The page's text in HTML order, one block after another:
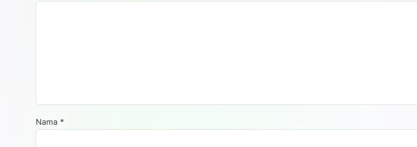
Nama *